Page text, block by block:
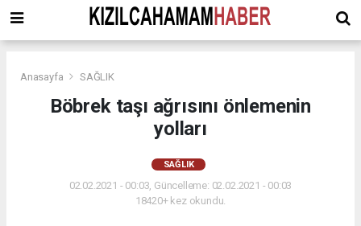
Anasayfa SAĞLIK
Böbrek taşı ağrısını önlemenin
yolları
SAĞLIK
02.02.2021 - 00:03, Güncelleme: 02.02.2021 - 00:03
18420+ kez okundu.